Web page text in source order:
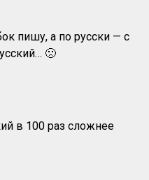
пишу, а по русски — с
🙁
в 100 раз сложнее